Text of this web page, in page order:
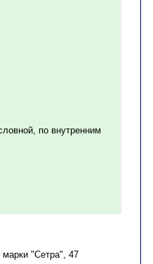
по внутренним
марки "Сетра", 47